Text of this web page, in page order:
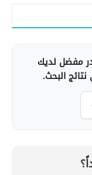
مفضل لديك
البحث.